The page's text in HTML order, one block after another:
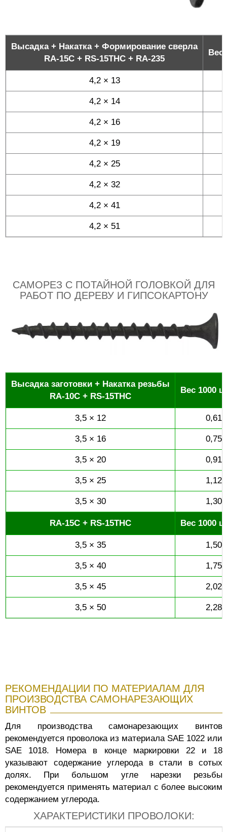
Высадка + Накатка + Формирование сверла
RA-15C + RS-15THC + RA-235
Вес
4,2 × 13
4,2 × 14
4,2 × 16
4,2 × 19
4,2 × 25
4,2 × 32
4,2 × 41
4,2 × 51
САМОРЕЗ С ПОТАЙНОЙ ГОЛОВКОЙ ДЛЯ
РАБОТ ПО ДЕРЕВУ И ГИПСОКАРТОНУ
Высадка заготовки + Накатка резьбы
RA-10C + RS-15THC
Вес 1000
3,5 × 12 0,61
3,5 × 16 0,75
3,5 × 20 0,91
3,5 × 25 1,12
3,5 × 30 1,30
RA-15C + RS-15THC Вес 1000
3,5 × 35 1,50
3,5 × 40 1,75
3,5 × 45 2,02
3,5 × 50 2,28
РЕКОМЕНДАЦИИ ПО МАТЕРИАЛАМ ДЛЯ
ПРОИЗВОДСТВА САМОНАРЕЗАЮЩИХ
ВИНТОВ
Для производства самонарезающих винтов
рекомендуется проволока из материала SAE 1022 или
SAE 1018. Номера в конце маркировки 22 и 18
указывают содержание углерода в стали в сотых
долях. При большом угле нарезки резьбы
рекомендуется применять материал с более высоким
содержанием углерода.
ХАРАКТЕРИСТИКИ ПРОВОЛОКИ: